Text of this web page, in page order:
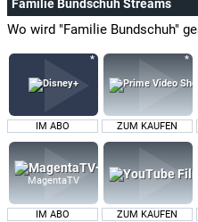
Familie Bundschuh Streams
Wo wird "Familie Bundschuh"
IM ABO ZUM KAUFEN
MagentaTV
IM ABO ZUM KAUFEN